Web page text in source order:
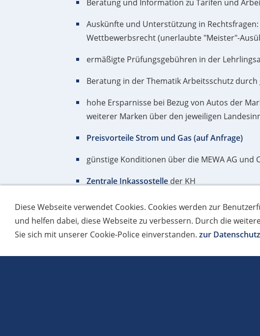
Beratung und Information zu Tarifen und
Auskünfte und Unterstützung in
Wettbewerbsrecht (unerlaubte "Meister"-
ermäßigte Prüfungsgebühren in der
Beratung in der Thematik Arbeitsschutz durch
hohe Ersparnisse bei Bezug von Autos der
weiterer Marken über den jeweiligen
Preisvorteile Strom und Gas (auf Anfrage)
günstige Konditionen über die MEWA AG und
Zentrale Inkassostelle der KH
günstige und handwerksgerechte
betriebl. Altersvorsorge, Betriebshaftpflicht)
Projektförderung - Beratung und Hilfe bei der
Diese Webseite verwendet Cookies. Cookies werden zur
und helfen dabei, diese Webseite zu verbessern. Durch die
Sie sich mit unserer Cookie-Police einverstanden. zur